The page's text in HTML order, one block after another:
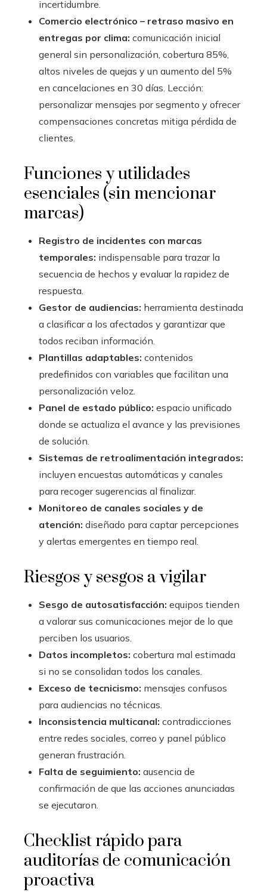
incertidumbre.
Comercio electrónico – retraso masivo en
entregas por clima: comunicación inicial
general sin personalización, cobertura 85%,
altos niveles de quejas y un aumento del 5%
en cancelaciones en 30 días. Lección:
personalizar mensajes por segmento y ofrecer
compensaciones concretas mitiga pérdida de
clientes.
Funciones y utilidades
esenciales (sin mencionar
marcas)
Registro de incidentes con marcas
temporales: indispensable para trazar la
secuencia de hechos y evaluar la rapidez de
respuesta.
Gestor de audiencias: herramienta destinada
a clasificar a los afectados y garantizar que
todos reciban información.
Plantillas adaptables: contenidos
predefinidos con variables que facilitan una
personalización veloz.
Panel de estado público: espacio unificado
donde se actualiza el avance y las previsiones
de solución.
Sistemas de retroalimentación integrados:
incluyen encuestas automáticas y canales
para recoger sugerencias al finalizar.
Monitoreo de canales sociales y de
atención: diseñado para captar percepciones
y alertas emergentes en tiempo real.
Riesgos y sesgos a vigilar
Sesgo de autosatisfacción: equipos tienden
a valorar sus comunicaciones mejor de lo que
perciben los usuarios.
Datos incompletos: cobertura mal estimada
si no se consolidan todos los canales.
Exceso de tecnicismo: mensajes confusos
para audiencias no técnicas.
Inconsistencia multicanal: contradicciones
entre redes sociales, correo y panel público
generan frustración.
Falta de seguimiento: ausencia de
confirmación de que las acciones anunciadas
se ejecutaron.
Checklist rápido para
auditorías de comunicación
proactiva